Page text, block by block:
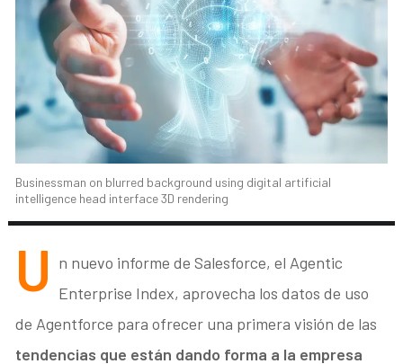
Businessman on blurred background using digital artificial
intelligence head interface 3D rendering
U n nuevo informe de Salesforce, el Agentic
Enterprise Index, aprovecha los datos de uso
de Agentforce para ofrecer una primera visión de las
tendencias que están dando forma a la empresa